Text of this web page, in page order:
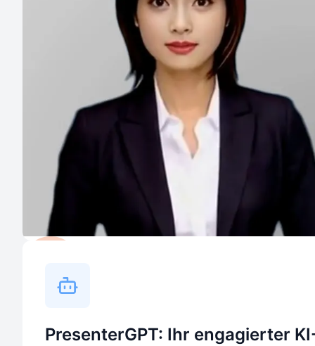
PresenterGPT: Ihr engagierter